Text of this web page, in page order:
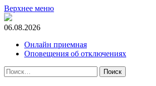
Верхнее меню
06.08.2026
Онлайн приемная
Оповещения об отключениях
Найти: